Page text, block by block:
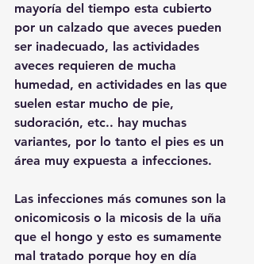
mayoría del tiempo esta cubierto
por un calzado que aveces pueden
ser inadecuado, las actividades
aveces requieren de mucha
humedad, en actividades en las que
suelen estar mucho de pie,
sudoración, etc.. hay muchas
variantes, por lo tanto el pies es un
área muy expuesta a infecciones.
Las infecciones más comunes son la
onicomicosis o la micosis de la uña
que el hongo y esto es sumamente
mal tratado porque hoy en día